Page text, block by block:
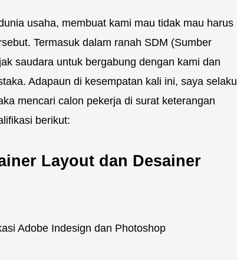
usaha, membuat kami mau tidak mau harus
Termasuk dalam ranah SDM (Sumber
saudara untuk bergabung dengan kami dan
Adapaun di kesempatan kali ini, saya selaku
mencari calon pekerja di surat keterangan
berikut:
Layout dan Desainer
Adobe Indesign dan Photoshop